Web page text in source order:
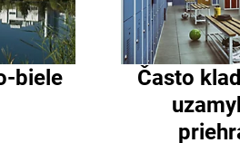
biele
Často